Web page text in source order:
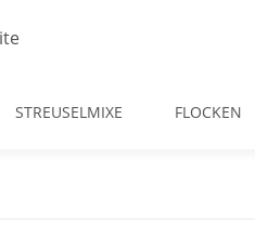
STREUSELMIXE FLOCKEN